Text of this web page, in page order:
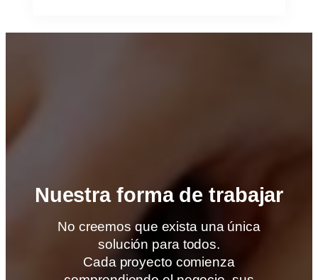
Nuestra forma de trabajar
No creemos que exista una única
solución para todos.
Cada proyecto comienza